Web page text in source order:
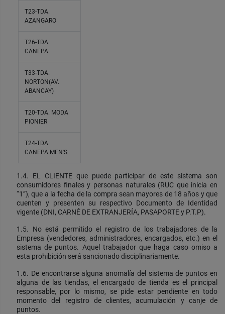
T23-TDA.
AZANGARO
T26-TDA.
CANEPA
T33-TDA.
NORTON(AV.
ABANCAY)
T20-TDA. MODA
PIONIER
T24-TDA.
CANEPA MEN'S
1.4. EL CLIENTE que puede participar de este sistema son
consumidores finales y personas naturales (RUC que inicia en
“1”), que a la fecha de la compra sean mayores de 18 años y que
cuenten y presenten su respectivo Documento de Identidad
vigente (DNI, CARNÉ DE EXTRANJERÍA, PASAPORTE y P.T.P).
1.5. No está permitido el registro de los trabajadores de la
Empresa (vendedores, administradores, encargados, etc.) en el
sistema de puntos. Aquel trabajador que haga caso omiso a
esta prohibición será sancionado disciplinariamente.
1.6. De encontrarse alguna anomalía del sistema de puntos en
alguna de las tiendas, el encargado de tienda es el principal
responsable, por lo mismo, se pide estar pendiente en todo
momento del registro de clientes, acumulación y canje de
puntos.